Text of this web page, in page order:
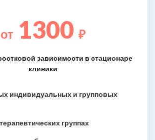
от 1300 ₽
зависимости в стационаре
клиники
индивидуальных и групповых
группах